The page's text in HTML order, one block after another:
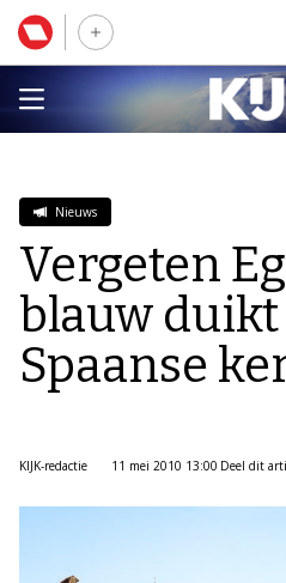
Nieuws
Vergeten
blauw
Spaanse
KIJK-redactie 11 mei 2010 13:00 Deel dit